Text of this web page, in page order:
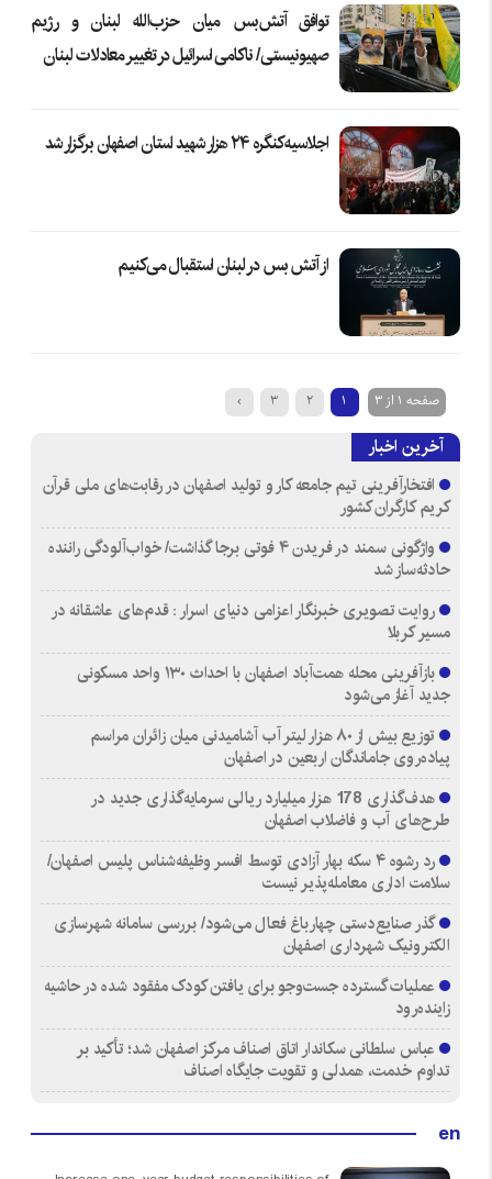
توافق آتش‌بس میان حزب‌الله لبنان و رژیم
صهیونیستی/ ناکامی اسرائیل در تغییر معادلات لبنان
اجلاسیه کنگره ۲۴ هزار شهید استان اصفهان برگزار شد
از آتش بس در لبنان استقبال می‌کنیم
صفحه 1 از 3 1
2
3
›
آخرین اخبار
افتخارآفرینی تیم جامعه کار و تولید اصفهان در رقابت‌های ملی قرآن
کریم کارگران کشور
واژگونی سمند در فریدن ۴ فوتی برجا گذاشت/ خواب‌آلودگی راننده
حادثه‌ساز شد
روایت تصویری خبرنگار اعزامی دنیای اسرار : قدم‌های عاشقانه در
مسیر کربلا
بازآفرینی محله همت‌آباد اصفهان با احداث ۱۳۰ واحد مسکونی
جدید آغاز می‌شود
توزیع بیش از ۸۰ هزار لیتر آب آشامیدنی میان زائران مراسم
پیاده‌روی جاماندگان اربعین در اصفهان
هدف‌گذاری 178 هزار میلیارد ریالی سرمایه‌گذاری جدید در
طرح‌های آب و فاضلاب اصفهان
رد رشوه ۴ سکه بهار آزادی توسط افسر وظیفه‌شناس پلیس اصفهان/
سلامت اداری معامله‌پذیر نیست
گذر صنایع‌دستی چهارباغ فعال می‌شود/ بررسی سامانه شهرسازی
الکترونیک شهرداری اصفهان
عملیات گسترده جست‌وجو برای یافتن کودک مفقود شده در حاشیه
زاینده‌رود
عباس سلطانی سکاندار اتاق اصناف مرکز اصفهان شد؛ تأکید بر
تداوم خدمت، همدلی و تقویت جایگاه اصناف
en